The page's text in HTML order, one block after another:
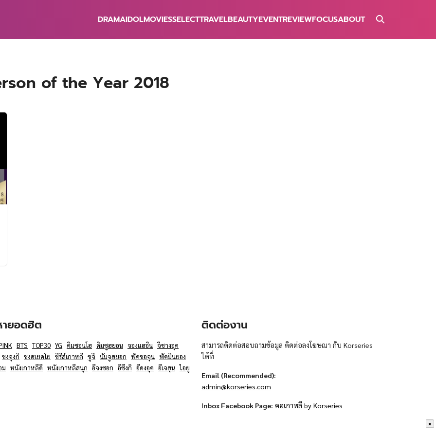
x
DRAMAIDOLMOVIESSELECTTRAVELBEAUTYEVENTREVIEWFOCUSABOUT
of the Year 2018
ายอดฮิต
BTS TOP30 YG คิมซอนโฮ คิมซูฮยอน จองแฮอิน จีชางอุค
ซงจุงกิ ซงฮเยคโย ซีรีส์เกาหลี ซูจี นัมจูฮยอก พัคซอจุน พัคมินยอง
ม หนังเกาหลีดี หนังเกาหลีสนุก อีจงซอก อีซึงกิ อีดงอุค อีเจฮุน ไอยู
ติดต่องาน
สามารถติดต่อสอบถามข้อมูล ติดต่อลงโฆษณา กับ Korseries
ได้ที่
Email (Recommended):
admin@korseries.com
Inbox Facebook Page: คอเกาหลี by Korseries